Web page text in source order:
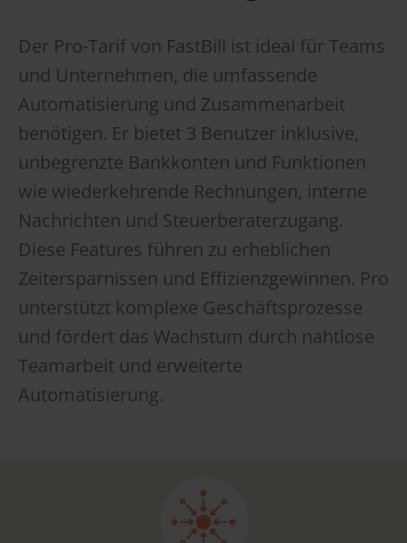
Der Pro-Tarif von FastBill ist ideal für Teams
und Unternehmen, die umfassende
Automatisierung und Zusammenarbeit
benötigen. Er bietet 3 Benutzer inklusive,
unbegrenzte Bankkonten und Funktionen
wie wiederkehrende Rechnungen, interne
Nachrichten und Steuerberaterzugang.
Diese Features führen zu erheblichen
Zeitersparnissen und Effizienzgewinnen. Pro
unterstützt komplexe Geschäftsprozesse
und fördert das Wachstum durch nahtlose
Teamarbeit und erweiterte
Automatisierung.